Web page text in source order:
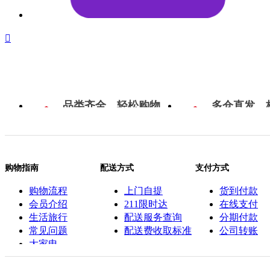

品类齐全，轻松购物 多仓直发，
购物指南
购物流程
会员介绍
生活旅行
常见问题
大家电
联系客服
配送方式
上门自提
211限时达
配送服务查询
配送费收取标准
支付方式
货到付款
在线支付
分期付款
公司转账